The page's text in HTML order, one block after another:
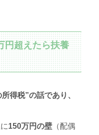
円超えたら扶養
得税”の話であり、
150万円の壁 （配偶